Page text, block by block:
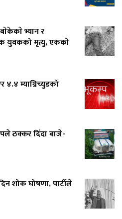
भ्यान र
युवकको मृत्यु, एकको
४.४ म्याग्निच्युडको
ठक्कर दिँदा बाजे-
शोक घोषणा, पार्टीले